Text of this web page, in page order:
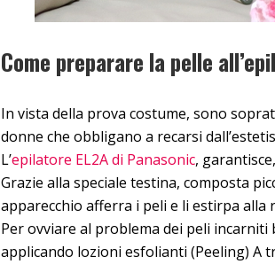
Come preparare la pelle
In vista della prova costume, sono
donne che obbligano a recarsi
L’epilatore EL2A di Panasonic,
Grazie alla speciale testina, composta
apparecchio afferra i peli e li estirpa alla
Per ovviare al problema dei peli
applicando lozioni esfolianti (Peeling) A